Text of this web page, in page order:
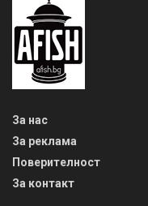
За нас
За реклама
Поверителност
За контакт